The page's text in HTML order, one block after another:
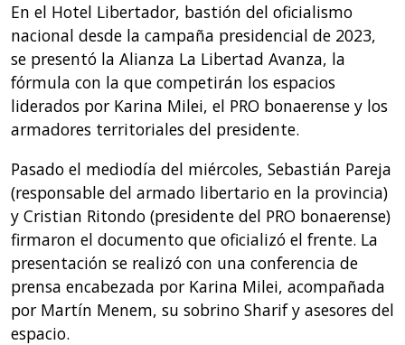
En el Hotel Libertador, bastión del oficialismo
nacional desde la campaña presidencial de 2023,
se presentó la Alianza La Libertad Avanza, la
fórmula con la que competirán los espacios
liderados por Karina Milei, el PRO bonaerense y los
armadores territoriales del presidente.
Pasado el mediodía del miércoles, Sebastián Pareja
(responsable del armado libertario en la provincia)
y Cristian Ritondo (presidente del PRO bonaerense)
firmaron el documento que oficializó el frente. La
presentación se realizó con una conferencia de
prensa encabezada por Karina Milei, acompañada
por Martín Menem, su sobrino Sharif y asesores del
espacio.